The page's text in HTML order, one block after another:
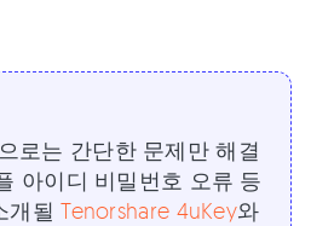
로는 간단한 문제만 해결
아이디 비밀번호 오류 등
개될Tenorshare 4uKey와